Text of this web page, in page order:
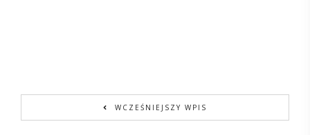
WCZEŚNIEJSZY WPIS